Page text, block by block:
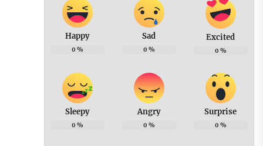
Happy
0 %
Sad
0 %
Excited
0 %
Sleepy
0 %
Angry
0 %
Surprise
0 %